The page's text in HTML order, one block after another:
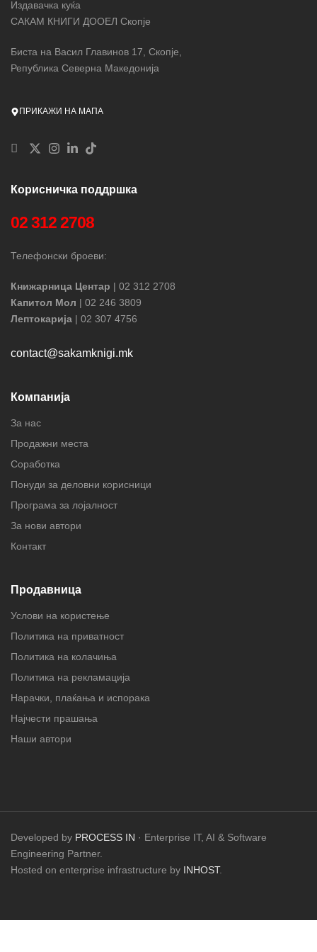
„Прекрасна, уникатна љубовна приказна и чудесни, потресни
описи на земјата распарчена од омраза“. – „Дејли експрес“
„Потресно четиво, кое ве враќа низ времето“. – „Ес/магазин“
Може ли да биде полошо? И зошто, она што е сосема
погрешно речиси секогаш е толку чудесно?
‒ Афер де кор
„Волшебна историска романса.“
романтична книга. Исклучително интересна. Чејс е
‒ Ол абоут романс
Издавачка куќа
САКАМ КНИГИ ДООЕЛ Скопје
Биста на Васил Главинов 17, Скопје,
Република Северна Македонија
ПРИКАЖИ НА МАПА
Корисничка поддршка
02 312 2708
Телефонски броеви:
Книжарница Центар | 02 312 2708
Капитол Мол | 02 246 3809
Лептокарија | 02 307 4756
contact@sakamknigi.mk
Компанија
За нас
Продажни места
Соработка
Понуди за деловни корисници
Програма за лојалност
За нови автори
Контакт
Продавница
Услови на користење
Политика на приватност
Политика на колачиња
Политика на рекламација
Нарачки, плаќања и испорака
Најчести прашања
Наши автори
Developed by PROCESS IN · Enterprise IT, AI & Software
Engineering Partner.
Hosted on enterprise infrastructure by INHOST.